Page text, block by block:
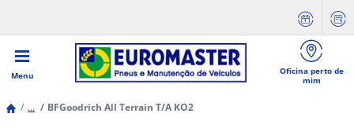
Menu
Oficina perto de
mim
... BFGoodrich All Terrain T/A KO2